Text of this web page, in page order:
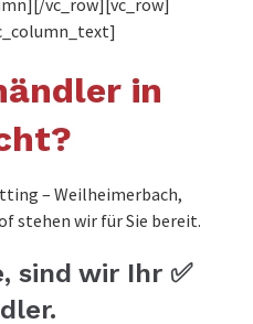
vc_row][vc_row]
in
– Weilheimerbach,
stehen wir für Sie bereit.
sind wir Ihr ✅